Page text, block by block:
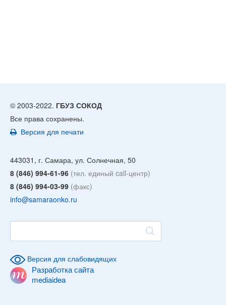
© 2003-2022. ГБУЗ СОКОД
Все права сохранены.
Версия для печати
443031, г. Самара, ул. Солнечная, 50
8 (846) 994-61-96 (тел. единый call-центр)
8 (846) 994-03-99 (факс)
info@samaraonko.ru
Версия для слабовидящих
Разработка сайта
mediaidea